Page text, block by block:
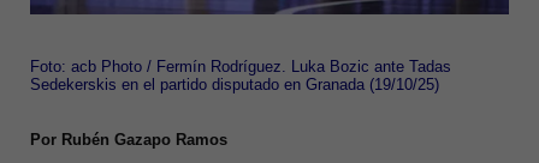
Foto: acb Photo / Fermín Rodríguez. Luka Bozic ante Tadas
Sedekerskis en el partido disputado en Granada (19/10/25)
Por Rubén Gazapo Ramos